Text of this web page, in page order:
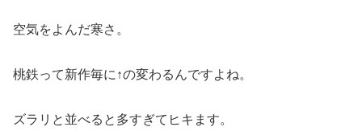
空気をよんだ寒さ。
桃鉄って新作毎に↑の変わるんですよね。
ズラリと並べると多すぎてヒキます。